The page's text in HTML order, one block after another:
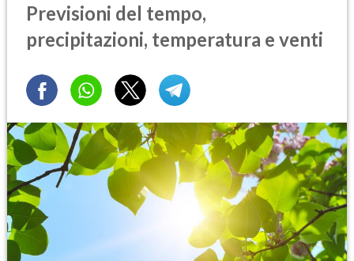
Previsioni del tempo,
precipitazioni, temperatura e venti